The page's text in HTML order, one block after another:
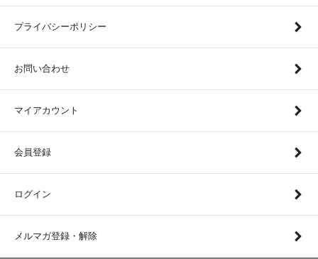
プライバシーポリシー
お問い合わせ
マイアカウント
会員登録
ログイン
メルマガ登録・解除